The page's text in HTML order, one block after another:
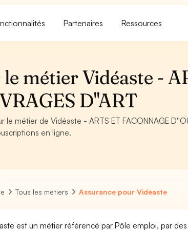
Partenaires Ressources
métier Vidéaste -
D''ART
métier de Vidéaste - ARTS ET FACONNAGE
en ligne.
Tous les métiers Assurance pour Vidéaste
est un métier référencé par Pôle emploi, par